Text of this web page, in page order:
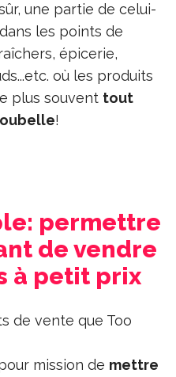
une partie de celui-
les points de
épicerie,
où les produits
plus souvent tout
!
permettre
de vendre
à petit prix
de vente que Too
mission de mettre